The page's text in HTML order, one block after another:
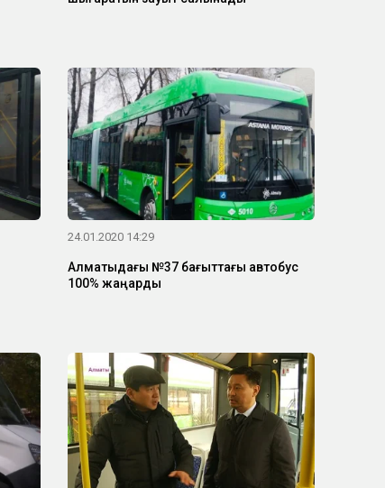
24.01.2020 14:29
Алматыдағы №37 бағыттағы автобус
100% жаңарды